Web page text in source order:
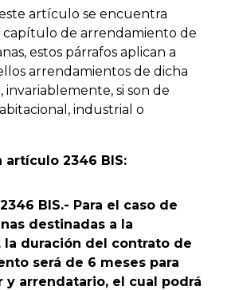
artículo se encuentra
de arrendamiento de
estos párrafos aplican a
arrendamientos de dicha
invariablemente, si son de
industrial o
artículo 2346 BIS:
BIS.- Para el caso de
destinadas a la
la duración del contrato de
será de 6 meses para
y arrendatario, el cual podrá